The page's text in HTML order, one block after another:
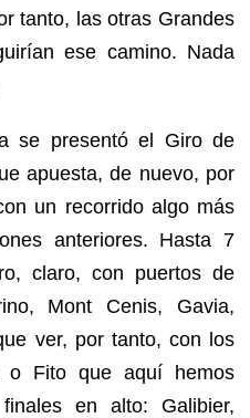
tanto, las otras Grandes
ese camino. Nada
se presentó el Giro de
apuesta, de nuevo, por
un recorrido algo más
anteriores. Hasta 7
claro, con puertos de
Mont Cenis, Gavia,
ver, por tanto, con los
o Fito que aquí hemos
en alto: Galibier,